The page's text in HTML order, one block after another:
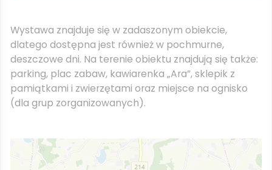
Wystawa znajduje się w zadaszonym obiekcie,
dlatego dostępna jest również w pochmurne,
deszczowe dni. Na terenie obiektu znajdują się także:
parking, plac zabaw, kawiarenka „Ara”, sklepik z
pamiątkami i zwierzętami oraz miejsce na ognisko
(dla grup zorganizowanych).